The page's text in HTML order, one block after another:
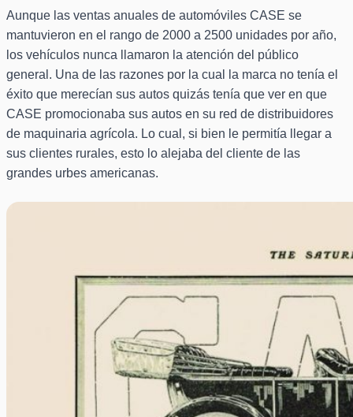
Aunque las ventas anuales de automóviles CASE se
mantuvieron en el rango de 2000 a 2500 unidades por año,
los vehículos nunca llamaron la atención del público
general. Una de las razones por la cual la marca no tenía el
éxito que merecían sus autos quizás tenía que ver en que
CASE promocionaba sus autos en su red de distribuidores
de maquinaria agrícola. Lo cual, si bien le permitía llegar a
sus clientes rurales, esto lo alejaba del cliente de las
grandes urbes americanas.